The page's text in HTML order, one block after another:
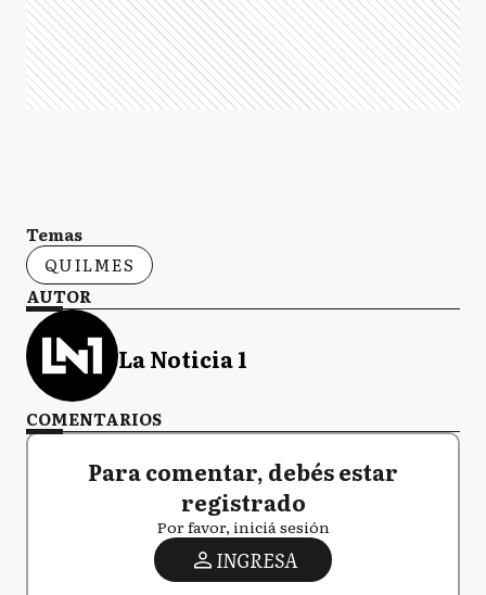
Temas
QUILMES
AUTOR
La Noticia 1
COMENTARIOS
Para comentar, debés estar
registrado
Por favor, iniciá sesión
INGRESA